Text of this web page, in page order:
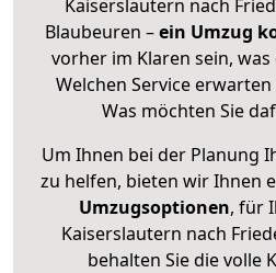
Kaiserslautern nach
Blaubeuren –ein Umzug
vorher im Klaren sein,
Welchen Service
Was möchten Sie
Um Ihnen bei der Planung
zu helfen, bieten wir Ihnen
Umzugsoptionen, für
Kaiserslautern nach
behalten Sie die volle